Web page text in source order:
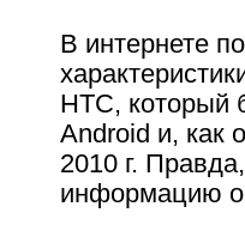
В интернете
HTC, который
Android и, как
2010 г.
информацию о